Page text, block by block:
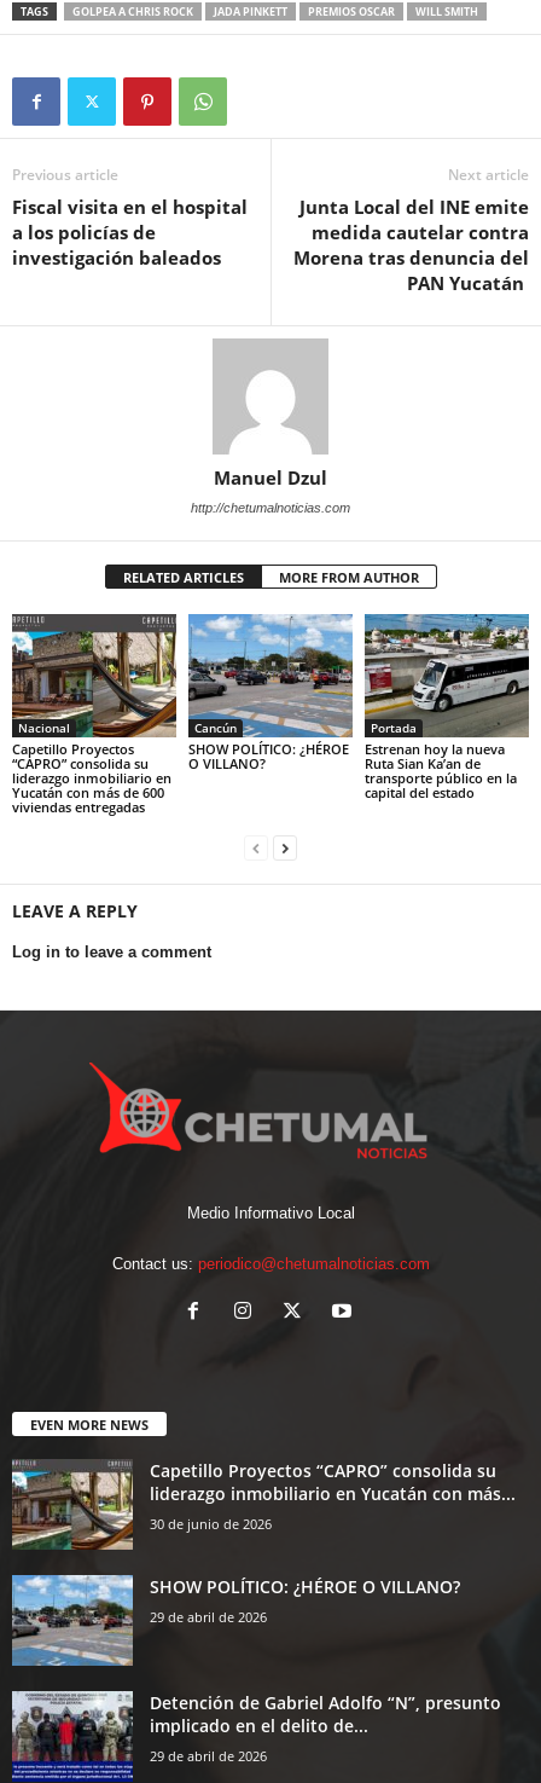
TAGS GOLPEA A CHRIS ROCK JADA PINKETT PREMIOS OSCAR WILL SMITH
Previous article
Fiscal visita en el hospital
a los policías de
investigación baleados
Next article
Junta Local del INE emite
medida cautelar contra
Morena tras denuncia del
PAN Yucatán
Manuel Dzul
http://chetumalnoticias.com
RELATED ARTICLES MORE FROM AUTHOR
Nacional
Capetillo Proyectos
“CAPRO” consolida su
liderazgo inmobiliario en
Yucatán con más de 600
viviendas entregadas
Cancún
SHOW POLÍTICO: ¿HÉROE
O VILLANO?
Portada
Estrenan hoy la nueva
Ruta Sian Ka’an de
transporte público en la
capital del estado
LEAVE A REPLY
Log in to leave a comment
Medio Informativo Local
Contact us: periodico@chetumalnoticias.com
EVEN MORE NEWS
Capetillo Proyectos “CAPRO” consolida su
liderazgo inmobiliario en Yucatán con más...
30 de junio de 2026
SHOW POLÍTICO: ¿HÉROE O VILLANO?
29 de abril de 2026
Detención de Gabriel Adolfo “N”, presunto
implicado en el delito de...
29 de abril de 2026